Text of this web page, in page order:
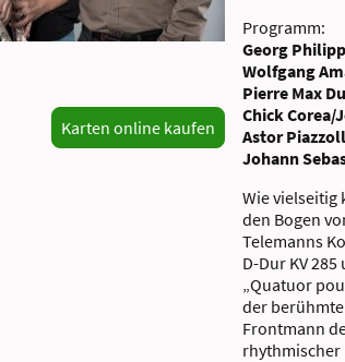
Karten online kaufen
Programm:
Georg
Wolfgang
Pierre Max
Chick Corea/
Astor
Johann
Wie
den Bogen
Telemanns
D-Dur KV
„Quatuor
der
Frontmann
rhythmischer